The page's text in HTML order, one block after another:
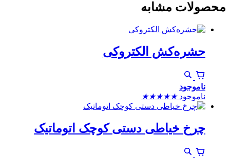
محصولات مشابه
حشره‌کش الکتروکی
ناموجود
ناموجود ★
★
★
★
★
چرخ خیاطی دستی کوچک اتوماتیک